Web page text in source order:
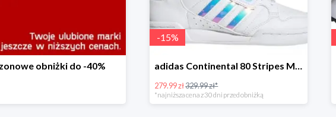
obniżki do -40%
-15%
adidas Continental 80 Stripes Młodzieżowe Białe
279.99 zł329.99 zł*
*najniższa cena z 30 dni przed obniżką